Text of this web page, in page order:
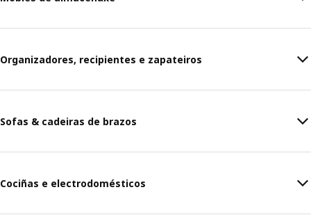
Organizadores, recipientes e zapateiros
Sofas & cadeiras de brazos
Cociñas e electrodomésticos